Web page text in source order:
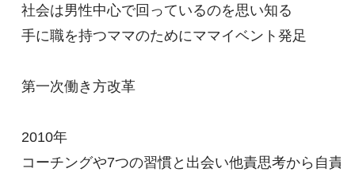
社会は男性中心で回っているのを思い知る
手に職を持つママのためにママイベント発足
第一次働き方改革
2010年
コーチングや7つの習慣と出会い他責思考から自責